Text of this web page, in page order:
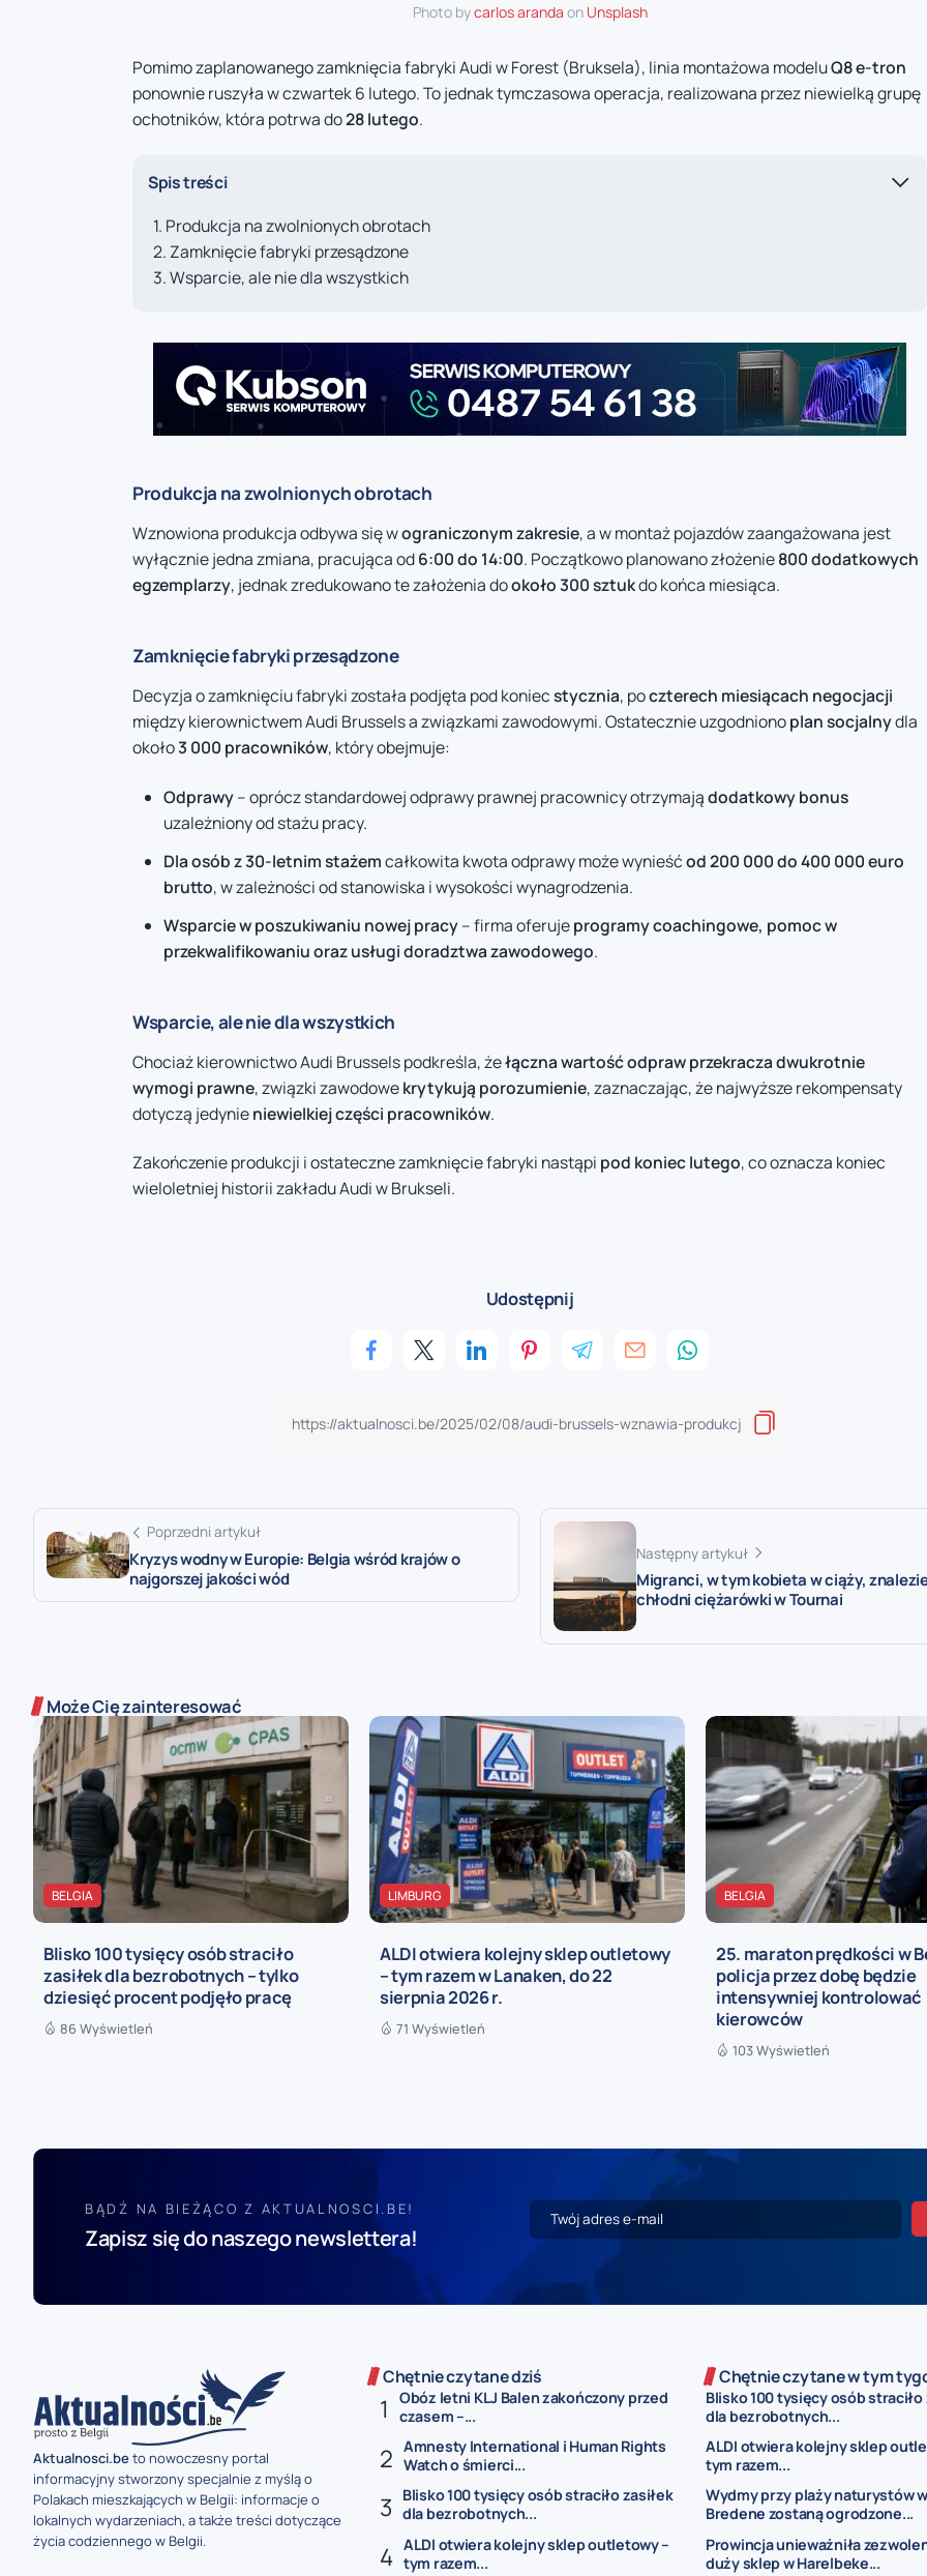
Photo bycarlos aranda on Unsplash
Pomimo zaplanowanego zamknięcia fabryki Audi w Forest (Bruksela), linia montażowa modeluQ8 e-tron
ponownie ruszyła w czwartek 6 lutego. To jednak tymczasowa operacja, realizowana przez niewielką grupę
ochotników, która potrwa do28 lutego.
Spis treści
Produkcja na zwolnionych obrotach
Zamknięcie fabryki przesądzone
Wsparcie, ale nie dla wszystkich
Produkcja na zwolnionych obrotach
Wznowiona produkcja odbywa się wograniczonym zakresie, a w montaż pojazdów zaangażowana jest
wyłącznie jedna zmiana, pracująca od6:00 do 14:00. Początkowo planowano złożenie800 dodatkowych
egzemplarzy, jednak zredukowano te założenia dookoło 300 sztukdo końca miesiąca.
Zamknięcie fabryki przesądzone
Decyzja o zamknięciu fabryki została podjęta pod koniecstycznia, poczterech miesiącach negocjacji
między kierownictwem Audi Brussels a związkami zawodowymi. Ostatecznie uzgodnionoplan socjalnydla
około3 000 pracowników, który obejmuje:
Odprawy– oprócz standardowej odprawy prawnej pracownicy otrzymajądodatkowy bonus
uzależniony od stażu pracy.
Dla osób z 30-letnim stażemcałkowita kwota odprawy może wynieśćod 200 000 do 400 000 euro
brutto, w zależności od stanowiska i wysokości wynagrodzenia.
Wsparcie w poszukiwaniu nowej pracy– firma oferujeprogramy coachingowe, pomoc w
przekwalifikowaniu oraz usługi doradztwa zawodowego.
Wsparcie, ale nie dla wszystkich
Chociaż kierownictwo Audi Brussels podkreśla, żełączna wartość odpraw przekracza dwukrotnie
wymogi prawne, związki zawodowekrytykują porozumienie, zaznaczając, że najwyższe rekompensaty
dotyczą jedynieniewielkiej części pracowników.
Zakończenie produkcji i ostateczne zamknięcie fabryki nastąpi pod koniec lutego, co oznacza koniec
wieloletniej historii zakładu Audi w Brukseli.
Udostępnij
Poprzedni artykuł
Kryzys wodny w Europie: Belgia wśród krajów o
najgorszej jakości wód
Następny artykuł
Migranci, w tym kobieta w ciąży,
chłodni ciężarówki w Tournai
Może Cię zainteresować
BELGIA
Blisko 100 tysięcy osób straciło
zasiłek dla bezrobotnych – tylko
dziesięć procent podjęło pracę
86 Wyświetleń
LIMBURG
ALDI otwiera kolejny sklep outletowy
– tym razem w Lanaken, do 22
sierpnia 2026 r.
71 Wyświetleń
BELGIA
25. maraton prędkości w
policja przez dobę będzie
intensywniej kontrolować
kierowców
103 Wyświetleń
BĄDŹ NA BIEŻĄCO Z AKTUALNOSCI.BE!
Zapisz się do naszego newslettera!
Aktualnosci.beto nowoczesny portal
informacyjny stworzony specjalnie z myślą o
Polakach mieszkających w Belgii: informacje o
lokalnych wydarzeniach, a także treści dotyczące
życia codziennego w Belgii.
Chętnie czytane dziś
Obóz letni KLJ Balen zakończony przed
czasem –...
Amnesty International i Human Rights
Watch o śmierci...
Blisko 100 tysięcy osób straciło zasiłek
dla bezrobotnych...
ALDI otwiera kolejny sklep outletowy –
tym razem...
Chętnie czytane w tym
Blisko 100 tysięcy osób straciło
dla bezrobotnych...
ALDI otwiera kolejny sklep
tym razem...
Wydmy przy plaży naturystów w
Bredene zostaną ogrodzone...
Prowincja unieważniła
duży sklep w Harelbeke...